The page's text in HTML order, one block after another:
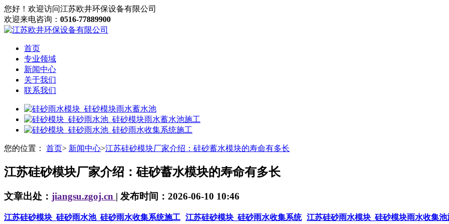
您好！欢迎访问江苏欧井环保设备有限公司
欢迎来电咨询： 0516-77889900
首页
专业领域
新闻中心
关于我们
联系我们
您的位置： 首页> 新闻中心>江苏硅砂模块厂家介绍：硅砂蓄水模块的寿命有多长
江苏硅砂模块厂家介绍：硅砂蓄水模块的寿命有多长
文章出处： jiangsu.zgoj.cn | 发布时间：2026-06-10 10:46
江苏硅砂模块_硅砂雨水池_硅砂雨水收集系统施工 江苏硅砂模块_硅砂雨水收集系统 江苏硅砂雨水模块_硅砂模块雨水收集池